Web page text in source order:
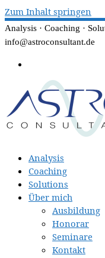
Zum Inhalt springen
Analysis · Coaching ·
info@astroconsultant.de
Analysis
Coaching
Solutions
Über mich
Ausbildung
Honorar
Seminare
Kontakt